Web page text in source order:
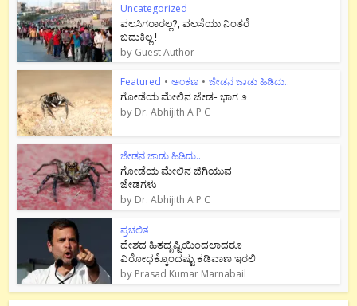
Uncategorized
ವಲಸಿಗರಾರಲ್ಲ?, ವಲಸೆಯು ನಿಂತರೆ
ಬದುಕಿಲ್ಲ !
by Guest Author
Featured • ಅಂಕಣ • ಜೇಡನ ಜಾಡು ಹಿಡಿದು..
ಗೋಡೆಯ ಮೇಲಿನ ಜೇಡ- ಭಾಗ ೨
by Dr. Abhijith A P C
ಜೇಡನ ಜಾಡು ಹಿಡಿದು..
ಗೋಡೆಯ ಮೇಲಿನ ಜಿಗಿಯುವ
ಜೇಡಗಳು
by Dr. Abhijith A P C
ಪ್ರಚಲಿತ
ದೇಶದ ಹಿತದೃಷ್ಟಿಯಿಂದಲಾದರೂ
ವಿರೋಧಕ್ಕೊಂದಷ್ಟು ಕಡಿವಾಣ ಇರಲಿ
by Prasad Kumar Marnabail